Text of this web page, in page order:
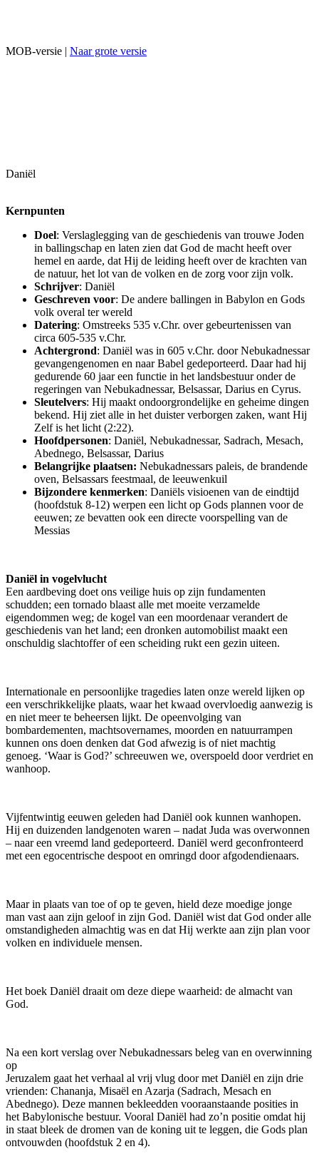
MOB-versie | Naar grote versie
Daniël
Kernpunten
Doel: Verslaglegging van de geschiedenis van trouwe Joden
in ballingschap en laten zien dat God de macht heeft over
hemel en aarde, dat Hij de leiding heeft over de krachten van
de natuur, het lot van de volken en de zorg voor zijn volk.
Schrijver: Daniël
Geschreven voor: De andere ballingen in Babylon en Gods
volk overal ter wereld
Datering: Omstreeks 535 v.Chr. over gebeurtenissen van
circa 605-535 v.Chr.
Achtergrond: Daniël was in 605 v.Chr. door Nebukadnessar
gevangengenomen en naar Babel gedeporteerd. Daar had hij
gedurende 60 jaar een functie in het landsbestuur onder de
regeringen van Nebukadnessar, Belsassar, Darius en Cyrus.
Sleutelvers: Hij maakt ondoorgrondelijke en geheime dingen
bekend. Hij ziet alle in het duister verborgen zaken, want Hij
Zelf is het licht (2:22).
Hoofdpersonen: Daniël, Nebukadnessar, Sadrach, Mesach,
Abednego, Belsassar, Darius
Belangrijke plaatsen: Nebukadnessars paleis, de brandende
oven, Belsassars feestmaal, de leeuwenkuil
Bijzondere kenmerken: Daniëls visioenen van de eindtijd
(hoofdstuk 8-12) werpen een licht op Gods plannen voor de
eeuwen; ze bevatten ook een directe voorspelling van de
Messias
Daniël in vogelvlucht
Een aardbeving doet ons veilige huis op zijn fundamenten
schudden; een tornado blaast alle met moeite verzamelde
eigendommen weg; de kogel van een moordenaar verandert de
geschiedenis van het land; een dronken automobilist maakt een
onschuldig slachtoffer of een scheiding rukt een gezin uiteen.
Internationale en persoonlijke tragedies laten onze wereld lijken op
een verschrikkelijke plaats, waar het kwaad overvloedig aanwezig is
en niet meer te beheersen lijkt. De opeenvolging van
bombardementen, machtsovernames, moorden en natuurrampen
kunnen ons doen denken dat God afwezig is of niet machtig
genoeg. ‘Waar is God?’ schreeuwen we, overspoeld door verdriet en
wanhoop.
Vijfentwintig eeuwen geleden had Daniël ook kunnen wanhopen.
Hij en duizenden landgenoten waren – nadat Juda was overwonnen
– naar een vreemd land gedeporteerd. Daniël werd geconfronteerd
met een egocentrische despoot en omringd door afgodendienaars.
Maar in plaats van toe of op te geven, hield deze moedige jonge
man vast aan zijn geloof in zijn God. Daniël wist dat God onder alle
omstandigheden almachtig was en dat Hij werkte aan zijn plan voor
volken en individuele mensen.
Het boek Daniël draait om deze diepe waarheid: de almacht van
God.
Na een kort verslag over Nebukadnessars beleg van en overwinning
op
Jeruzalem gaat het verhaal al vrij vlug door met Daniël en zijn drie
vrienden: Chananja, Misaël en Azarja (Sadrach, Mesach en
Abednego). Deze mannen bekleedden vooraanstaande posities in
het Babylonische bestuur. Vooral Daniël had zo’n positie omdat hij
in staat bleek de dromen van de koning uit te leggen, die Gods plan
ontvouwden (hoofdstuk 2 en 4).